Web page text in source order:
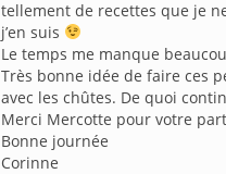
tellement de recettes que je
j’en suis
Le temps me manque
Très bonne idée de faire ces
avec les chûtes. De quoi
Merci Mercotte pour votre
Bonne journée
Corinne